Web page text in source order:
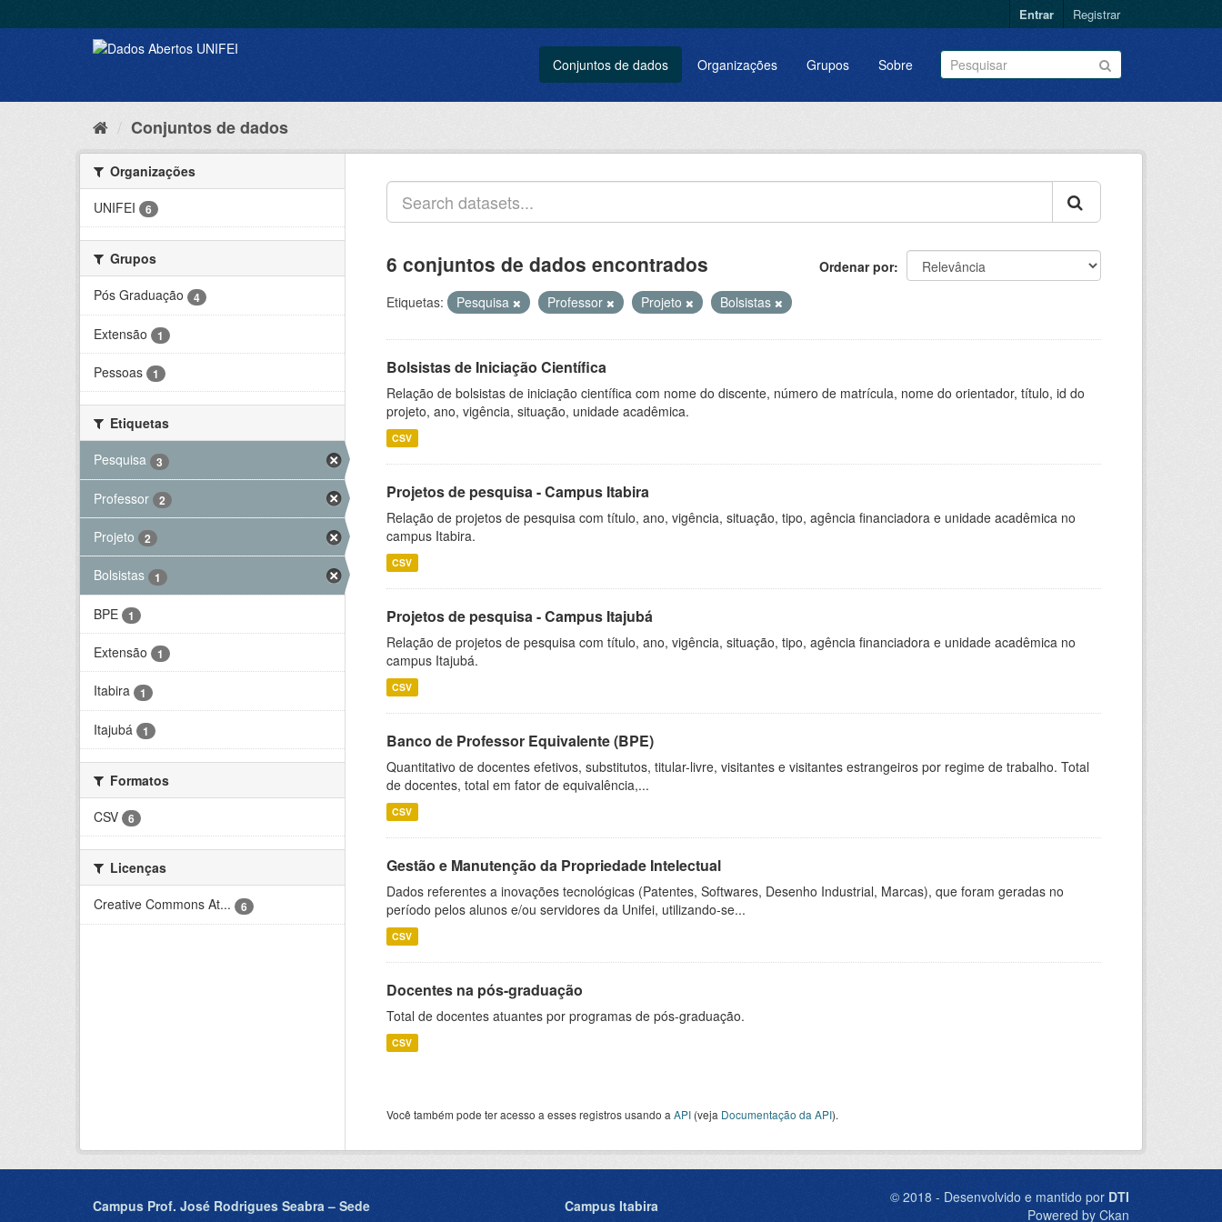
Entrar Registrar
Conjuntos de dados Organizações Grupos Sobre
Conjuntos de dados
Organizações
UNIFEI
6
Grupos
Pós Graduação
4
Extensão 1
Pessoas 1
Etiquetas
Pesquisa
3
Professor 2
Projeto 2
Bolsistas 1
BPE 1
Extensão 1
Itabira 1
Itajubá 1
Formatos
CSV
6
Licenças
Creative Commons At...
6
Ordenar por
6 conjuntos de dados encontrados
Etiquetas: Pesquisa Professor Projeto Bolsistas
Bolsistas de Iniciação Científica
Relação de bolsistas de iniciação científica com nome do discente, número de matrícula, nome do orientador, título, id do
projeto, ano, vigência, situação, unidade acadêmica.
CSV
Projetos de pesquisa - Campus Itabira
Relação de projetos de pesquisa com título, ano, vigência, situação, tipo, agência financiadora e unidade acadêmica no
campus Itabira.
CSV
Projetos de pesquisa - Campus Itajubá
Relação de projetos de pesquisa com título, ano, vigência, situação, tipo, agência financiadora e unidade acadêmica no
campus Itajubá.
CSV
Banco de Professor Equivalente (BPE)
Quantitativo de docentes efetivos, substitutos, titular-livre, visitantes e visitantes estrangeiros por regime de trabalho. Total
de docentes, total em fator de equivalência,...
CSV
Gestão e Manutenção da Propriedade Intelectual
Dados referentes a inovações tecnológicas (Patentes, Softwares, Desenho Industrial, Marcas), que foram geradas no
período pelos alunos e/ou servidores da Unifei, utilizando-se...
CSV
Docentes na pós-graduação
Total de docentes atuantes por programas de pós-graduação.
CSV
Você também pode ter acesso a esses registros usando a API (veja Documentação da API).
Campus Prof. José Rodrigues Seabra – Sede Campus Itabira © 2018 - Desenvolvido e mantido por DTI
Powered by Ckan